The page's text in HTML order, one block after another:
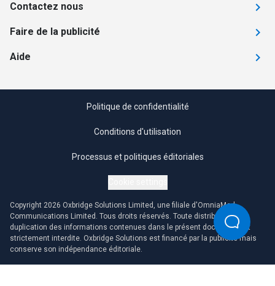
Contactez nous
Faire de la publicité
Aide
Politique de confidentialité
Conditions d'utilisation
Processus et politiques éditoriales
Copyright 2026 Oxbridge Solutions Limited, une filiale d'OmniaMed
Communications Limited. Tous droits réservés. Toute distribution ou
duplication des informations contenues dans le présent document est
strictement interdite. Oxbridge Solutions est financé par la publicité mais
conserve son indépendance éditoriale.